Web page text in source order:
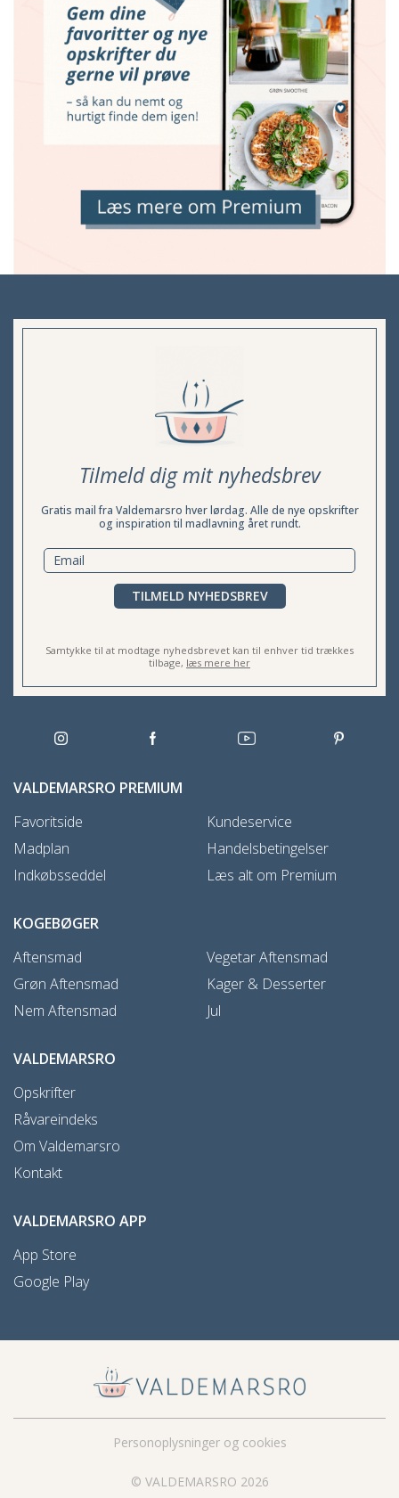
Tilmeld dig mit nyhedsbrev
Gratis mail fra Valdemarsro hver lørdag. Alle de nye opskrifter
og inspiration til madlavning året rundt.
TILMELD NYHEDSBREV
Samtykke til at modtage nyhedsbrevet kan til enhver tid trækkes
tilbage, læs mere her
VALDEMARSRO PREMIUM
Favoritside
Madplan
Indkøbsseddel
Kundeservice
Handelsbetingelser
Læs alt om Premium
KOGEBØGER
Aftensmad
Grøn Aftensmad
Nem Aftensmad
Vegetar Aftensmad
Kager & Desserter
Jul
VALDEMARSRO
Opskrifter
Råvareindeks
Om Valdemarsro
Kontakt
VALDEMARSRO APP
App Store
Google Play
© VALDEMARSRO 2026
Personoplysninger og cookies